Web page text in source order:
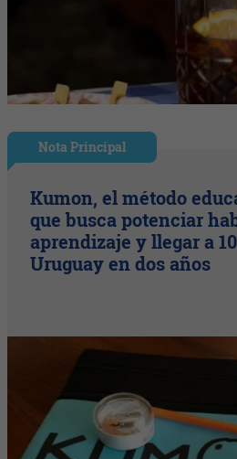
Nota Principal
Kumon, el método
que busca potenciar
aprendizaje y llegar a
Uruguay en dos años